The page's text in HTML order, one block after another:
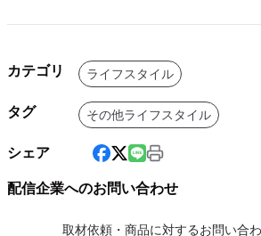
カテゴリ ライフスタイル
タグ その他ライフスタイル
シェア
配信企業へのお問い合わせ
取材依頼・商品に対するお問い合わ